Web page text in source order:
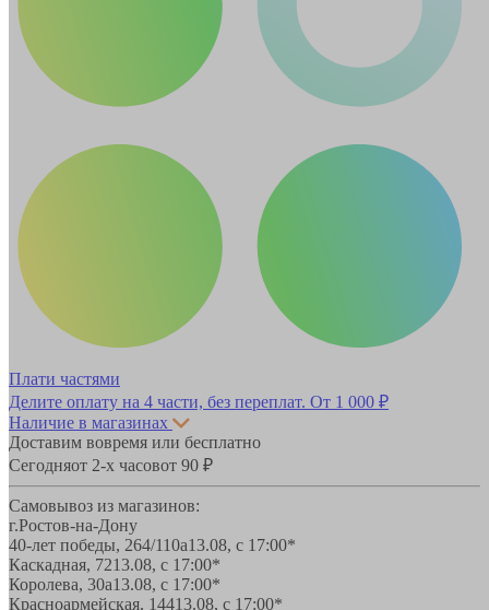
Плати частями
Делите оплату на 4 части, без переплат. От 1 000 ₽
Наличие в магазинах
Доставим вовремя или бесплатно
Сегодняот 2-х часовот 90 ₽
Самовывоз из магазинов:
г.Ростов-на-Дону
40-лет победы, 264/110а13.08, с 17:00*
Каскадная, 7213.08, с 17:00*
Королева, 30а13.08, с 17:00*
Красноармейская, 14413.08, с 17:00*